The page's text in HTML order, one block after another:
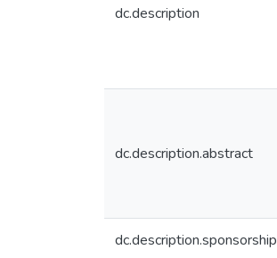
dc.description
dc.description.abstract
dc.description.sponsorship